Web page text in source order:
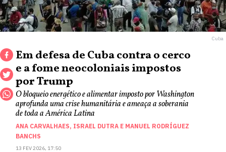
Cuba
Em defesa de Cuba contra o cerco
e a fome neocoloniais impostos
por Trump
O bloqueio energético e alimentar imposto por Washington
aprofunda uma crise humanitária e ameaça a soberania
de toda a América Latina
ANA CARVALHAES, ISRAEL DUTRA E MANUEL RODRÍGUEZ
BANCHS
13 FEV 2026, 17:50